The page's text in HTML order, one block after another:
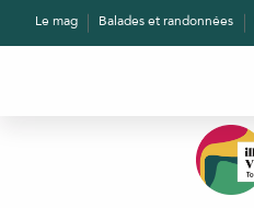
AllerLe mag Balades et randonnées